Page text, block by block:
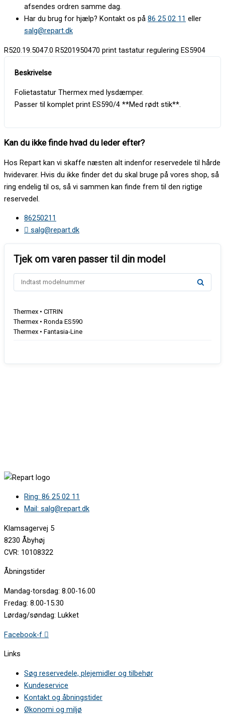
afsendes ordren samme dag.
Har du brug for hjælp? Kontakt os på 86 25 02 11 eller
salg@repart.dk
R520.19.5047.0 R5201950470 print tastatur regulering ES5904
Folietastatur Thermex med lysdæmper.
Passer til komplet print ES590/4 **Med rødt stik**.
Kan du ikke finde hvad du leder efter?
Hos Repart kan vi skaffe næsten alt indenfor reservedele til hårde
hvidevarer. Hvis du ikke finder det du skal bruge på vores shop, så
ring endelig til os, så vi sammen kan finde frem til den rigtige
reservedel.
86250211
salg@repart.dk
Thermex • CITRIN
Thermex • Ronda ES590
Thermex • Fantasia-Line
Ring: 86 25 02 11
Mail: salg@repart.dk
Klamsagervej 5
8230 Åbyhøj
CVR: 10108322
Åbningstider
Mandag-torsdag: 8.00-16.00
Fredag: 8.00-15.30
Lørdag/søndag: Lukket
Facebook-f
Links
Søg reservedele, plejemidler og tilbehør
Kundeservice
Kontakt og åbningstider
Økonomi og miljø